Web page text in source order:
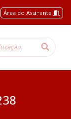
Área do Assinante